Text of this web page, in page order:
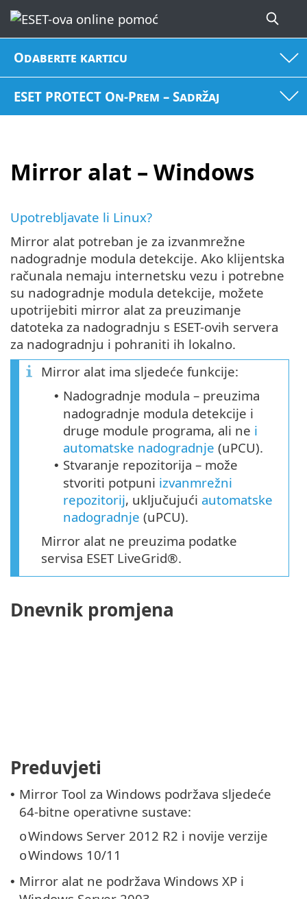
Odaberite karticu
ESET PROTECT On-Prem – Sadržaj
Mirror alat – Windows
Upotrebljavate li Linux?
Mirror alat potreban je za izvanmrežne
nadogradnje modula detekcije. Ako klijentska
računala nemaju internetsku vezu i potrebne
su nadogradnje modula detekcije, možete
upotrijebiti mirror alat za preuzimanje
datoteka za nadogradnju s ESET-ovih servera
za nadogradnju i pohraniti ih lokalno.
Mirror alat ima sljedeće funkcije:
• Nadogradnje modula – preuzima
nadogradnje modula detekcije i
druge module programa, ali ne i
automatske nadogradnje (uPCU).
• Stvaranje repozitorija – može
stvoriti potpuni izvanmrežni
repozitorij, uključujući automatske
nadogradnje (uPCU).
Mirror alat ne preuzima podatke
servisa ESET LiveGrid®.
Dnevnik promjena
Preduvjeti
• Mirror Tool za Windows podržava sljedeće
64-bitne operativne sustave:
oWindows Server 2012 R2 i novije verzije
oWindows 10/11
• Mirror alat ne podržava Windows XP i